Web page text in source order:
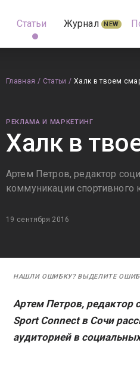
Статьи Журнал NEW
Главная / Статьи / Халк в твоем
РЕКЛАМА И МАРКЕТИНГ
Халк в
Артем Петров, редактор
коммуникации спортивного
19 сентября 2016
НАШЛИ ОШИБКУ? ВЫДЕЛИТЕ
Артем Петров, редактор
Sport Connect в Сочи
аудиторией в